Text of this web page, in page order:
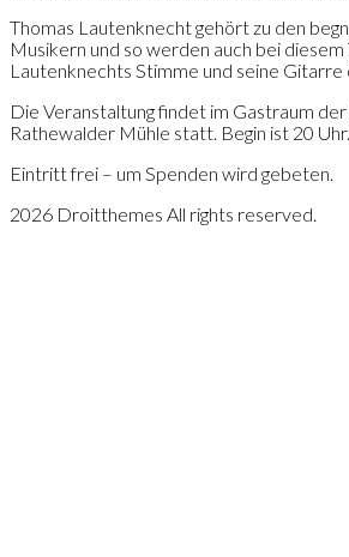
Thomas Lautenknecht gehört zu den
Musikern und so werden auch bei
Lautenknechts Stimme und seine Gitarre
Die Veranstaltung findet im Gastraum
Rathewalder Mühle statt. Begin ist 20 Uhr.
Eintritt frei – um Spenden wird gebeten.
2026 Droitthemes All rights reserved.